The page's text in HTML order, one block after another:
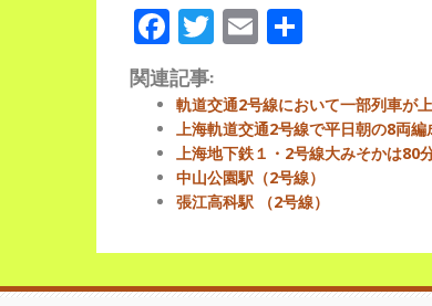
Facebook
Twitter
Email
関連記事:
軌道交通2号線において一部列車が
上海軌道交通2号線で平日朝の8両
上海地下鉄１・2号線大みそかは80
中山公園駅（2号線）
張江高科駅 （2号線）